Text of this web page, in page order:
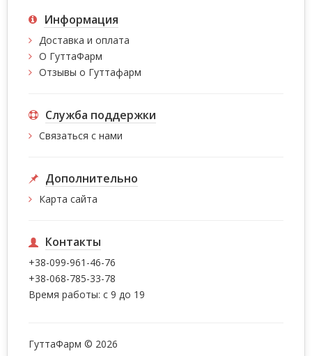
Информация
Доставка и оплата
О ГуттаФарм
Отзывы о Гуттафарм
Служба поддержки
Связаться с нами
Дополнительно
Карта сайта
Контакты
+38-099-961-46-76
+38-068-785-33-78
Время работы: с 9 до 19
ГуттаФарм © 2026